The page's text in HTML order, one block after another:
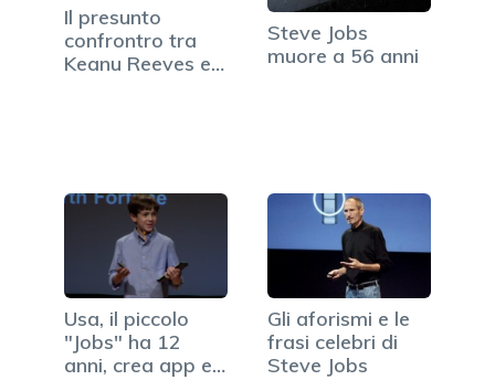
Il presunto
confrontro tra
Keanu Reeves ed
Steve Jobs
muore a 56 anni
Usa, il piccolo
"Jobs" ha 12
anni, crea app e
Gli aforismi e le
frasi celebri di
Steve Jobs